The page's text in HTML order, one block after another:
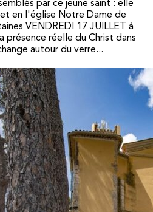
par ce jeune saint : elle
en l'église Notre Dame de
VENDREDI 17 JUILLET à
présence réelle du Christ dans
autour du verre...